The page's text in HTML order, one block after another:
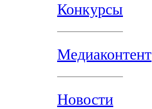
Конкурсы
Медиаконтент
Новости